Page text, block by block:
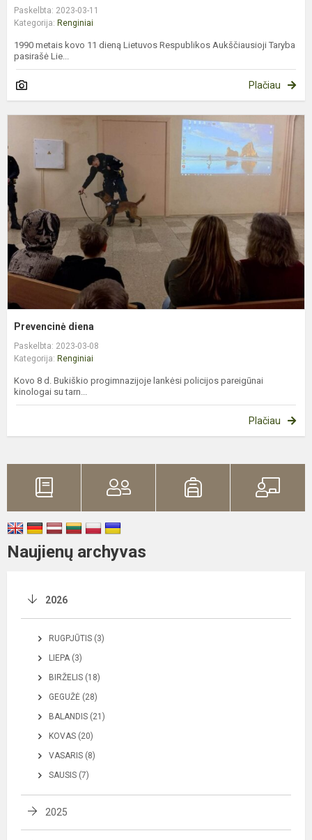
Paskelbta: 2023-03-11
Kategorija: Renginiai
1990 metais kovo 11 dieną Lietuvos Respublikos Aukščiausioji Taryba
pasirašė Lie...
Plačiau
Prevencinė diena
Paskelbta: 2023-03-08
Kategorija: Renginiai
Kovo 8 d. Bukiškio progimnazijoje lankėsi policijos pareigūnai
kinologai su tarn...
Plačiau
Naujienų archyvas
2026
RUGPJŪTIS (3)
LIEPA (3)
BIRŽELIS (18)
GEGUŽĖ (28)
BALANDIS (21)
KOVAS (20)
VASARIS (8)
SAUSIS (7)
2025